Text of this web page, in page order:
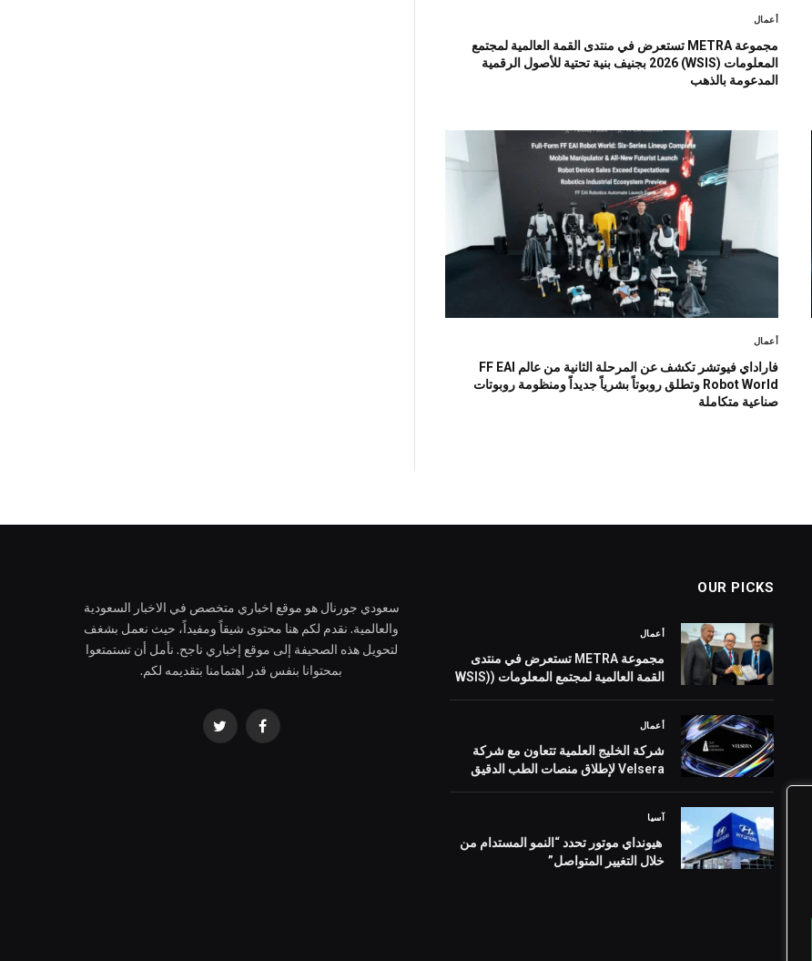
أعمال
مجموعة METRA تستعرض في منتدى القمة العالمية لمجتمع
المعلومات (WSIS) 2026 بجنيف بنية تحتية للأصول الرقمية
المدعومة بالذهب
أعمال
فاراداي فيوتشر تكشف عن المرحلة الثانية من عالم FF EAI
Robot World وتطلق روبوتاً بشرياً جديداً ومنظومة روبوتات
صناعية متكاملة
OUR PICKS
أعمال
مجموعة METRA تستعرض في منتدى
القمة العالمية لمجتمع المعلومات (WSIS)
أعمال
شركة الخليج العلمية تتعاون مع شركة
Velsera لإطلاق منصات الطب الدقيق
آسيا
هيونداي موتور تحدد “النمو المستدام من
خلال التغيير المتواصل”
سعودي جورنال هو موقع اخباري متخصص في الاخبار السعودية
والعالمية. نقدم لكم هنا محتوى شيقاً ومفيداً، حيث نعمل بشغف
لتحويل هذه الصحيفة إلى موقع إخباري ناجح. نأمل أن تستمتعوا
بمحتوانا بنفس قدر اهتمامنا بتقديمه لكم.
فيسبوكتويتر